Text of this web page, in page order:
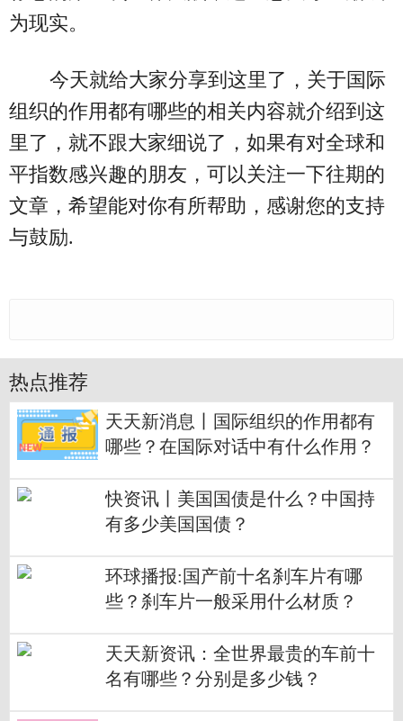
为现实。
今天就给大家分享到这里了，关于国际
组织的作用都有哪些的相关内容就介绍到这
里了，就不跟大家细说了，如果有对全球和
平指数感兴趣的朋友，可以关注一下往期的
文章，希望能对你有所帮助，感谢您的支持
与鼓励.
热点推荐
天天新消息丨国际组织的作用都有
哪些？在国际对话中有什么作用？
快资讯丨美国国债是什么？中国持
有多少美国国债？
环球播报:国产前十名刹车片有哪
些？刹车片一般采用什么材质？
天天新资讯：全世界最贵的车前十
名有哪些？分别是多少钱？